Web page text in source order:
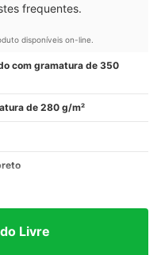
frequentes.
disponíveis on-line.
com gramatura de 350
de 280 g/m²
Livre